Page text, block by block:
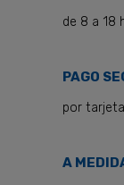
de 8 a 18
PAGO
por
A